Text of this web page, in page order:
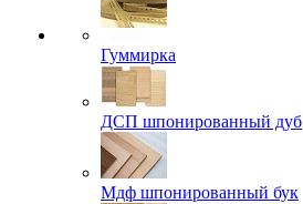
Гуммирка
ДСП шпонированный дуб
Мдф шпонированный бук